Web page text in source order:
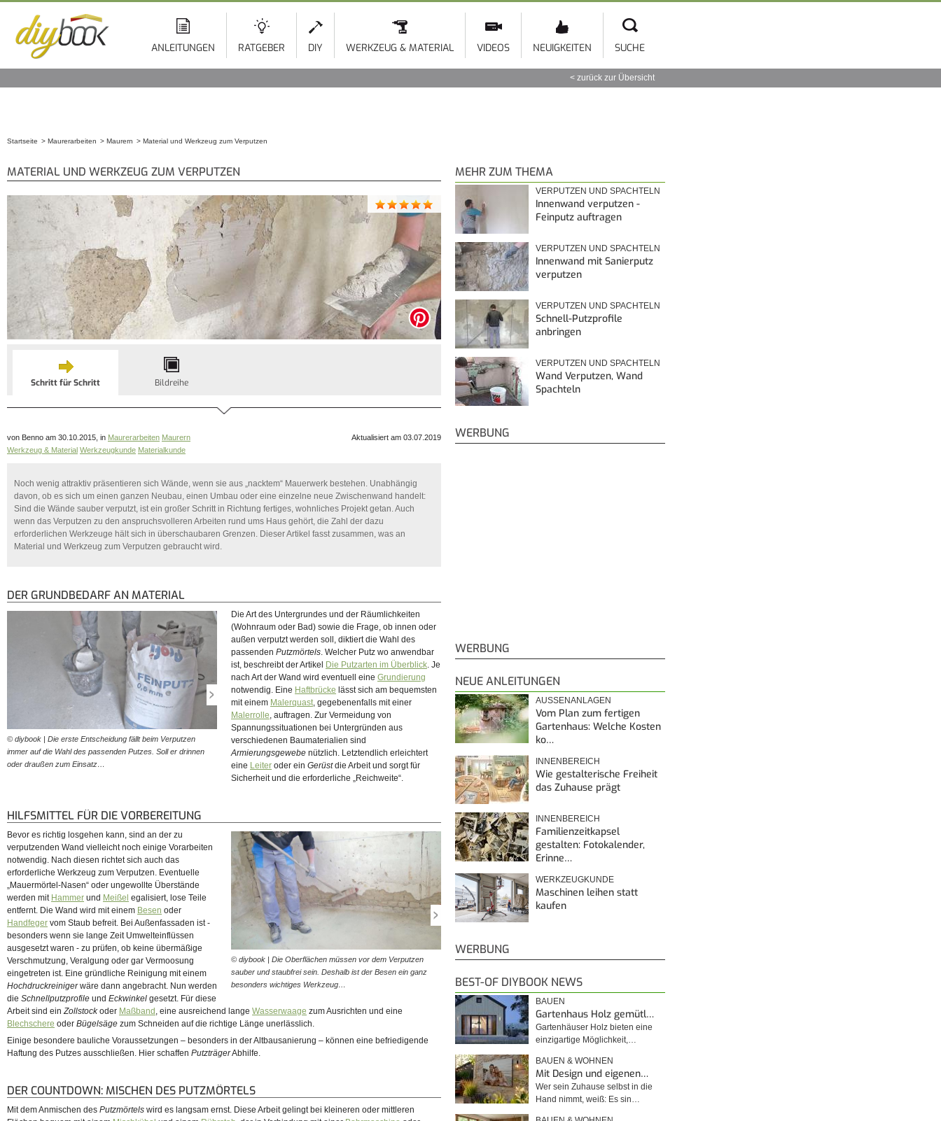
ANLEITUNGEN RATGEBER DIY WERKZEUG & MATERIAL VIDEOS NEUIGKEITEN SUCHE
zurück zur Übersicht
Startseite Maurerarbeiten Maurern Material und Werkzeug zum Verputzen
MATERIAL UND WERKZEUG ZUM VERPUTZEN
Schritt für Schritt Bildreihe
von Benno am 30.10.2015, in Maurerarbeiten Maurern
Werkzeug & Material Werkzeugkunde Materialkunde
Aktualisiert am 03.07.2019
Noch wenig attraktiv präsentieren sich Wände, wenn sie aus „nacktem“ Mauerwerk bestehen. Unabhängig
davon, ob es sich um einen ganzen Neubau, einen Umbau oder eine einzelne neue Zwischenwand handelt:
Sind die Wände sauber verputzt, ist ein großer Schritt in Richtung fertiges, wohnliches Projekt getan. Auch
wenn das Verputzen zu den anspruchsvolleren Arbeiten rund ums Haus gehört, die Zahl der dazu
erforderlichen Werkzeuge hält sich in überschaubaren Grenzen. Dieser Artikel fasst zusammen, was an
Material und Werkzeug zum Verputzen gebraucht wird.
DER GRUNDBEDARF AN MATERIAL
© diybook | Die erste Entscheidung fällt beim Verputzen
immer auf die Wahl des passenden Putzes. Soll er drinnen
oder draußen zum Einsatz…
© diybook | In den meisten Situationen bietet sich vor dem
Verputzen eine Grundierung der Wandflächen an, zumindest
aber der Einsatz einer…
Die Art des Untergrundes und der Räumlichkeiten
(Wohnraum oder Bad) sowie die Frage, ob innen oder
außen verputzt werden soll, diktiert die Wahl des
passenden Putzmörtels. Welcher Putz wo anwendbar
ist, beschreibt der Artikel
Die Putzarten im Überblick. Je
nach Art der Wand wird eventuell eine Grundierung
notwendig. Eine Haftbrücke lässt sich am bequemsten
mit einem Malerquast, gegebenenfalls mit einer
Malerrolle, auftragen. Zur Vermeidung von
Spannungssituationen bei Untergründen aus
verschiedenen Baumaterialien sind
Armierungsgewebe nützlich. Letztendlich erleichtert
eine Leiter oder ein Gerüstdie Arbeit und sorgt für
Sicherheit und die erforderliche „Reichweite“.
HILFSMITTEL FÜR DIE VORBEREITUNG
© diybook | Die Oberflächen müssen vor dem Verputzen
sauber und staubfrei sein. Deshalb ist der Besen ein ganz
besonders wichtiges Werkzeug…
© diybook | Bei Unterputz ist oftmals der Einsatz von
Einrichten der Wand geht…
© diybook | Ebenfalls bei der Verwendung von Putzprofilen
Bevor es richtig losgehen kann, sind an der zu
verputzenden Wand vielleicht noch einige Vorarbeiten
notwendig. Nach diesen richtet sich auch das
erforderliche Werkzeug zum Verputzen. Eventuelle
„Mauermörtel-Nasen“ oder ungewollte Überstände
werden mit Hammer und Meißel egalisiert, lose Teile
entfernt. Die Wand wird mit einem Besen oder
Handfeger vom Staub befreit. Bei Außenfassaden ist -
besonders wenn sie lange Zeit Umwelteinflüssen
ausgesetzt waren - zu prüfen, ob keine übermäßige
Verschmutzung, Veralgung oder gar Vermoosung
eingetreten ist. Eine gründliche Reinigung mit einem
Hochdruckreinigerwäre dann angebracht. Nun werden
die Schnellputzprofile und Eckwinkel gesetzt. Für diese
Arbeit sind einZollstockoder Maßband , eine ausreichend lange Wasserwaage zum Ausrichten und eine
Blechschere oder Bügelsäge zum Schneiden auf die richtige Länge unerlässlich.
Einige besondere bauliche Voraussetzungen – besonders in der Altbausanierung – können eine befriedigende
Haftung des Putzes ausschließen. Hier schaffen PutzträgerAbhilfe.
DER COUNTDOWN: MISCHEN DES PUTZMÖRTELS
Mit dem Anmischen des Putzmörtels wird es langsam ernst. Diese Arbeit gelingt bei kleineren oder mittleren
MEHR ZUM THEMA
VERPUTZEN UND SPACHTELN
Innenwand verputzen -
Feinputz auftragen
VERPUTZEN UND SPACHTELN
Innenwand mit Sanierputz
verputzen
VERPUTZEN UND SPACHTELN
Schnell-Putzprofile
anbringen
VERPUTZEN UND SPACHTELN
Wand Verputzen, Wand
Spachteln
WERBUNG
WERBUNG
NEUE ANLEITUNGEN
AUSSENANLAGEN
Vom Plan zum fertigen
Gartenhaus: Welche Kosten
ko…
INNENBEREICH
Wie gestalterische Freiheit
das Zuhause prägt
INNENBEREICH
Familienzeitkapsel
gestalten: Fotokalender,
Erinne…
WERKZEUGKUNDE
Maschinen leihen statt
kaufen
WERBUNG
BEST-OF DIYBOOK NEWS
BAUEN
Gartenhaus Holz gemütl…
Gartenhäuser Holz bieten eine
einzigartige Möglichkeit,…
BAUEN & WOHNEN
Mit Design und eigenen…
Wer sein Zuhause selbst in die
Hand nimmt, weiß: Es sin…